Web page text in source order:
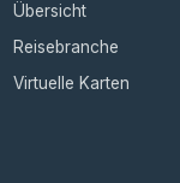
Übersicht
Reisebranche
Virtuelle Karten